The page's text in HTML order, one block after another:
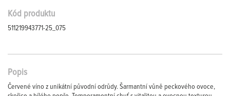
Kód produktu
511219943771-25_075
Popis
Červené víno z unikátní původní odrůdy. Šarmantní vůně peckového ovoce,